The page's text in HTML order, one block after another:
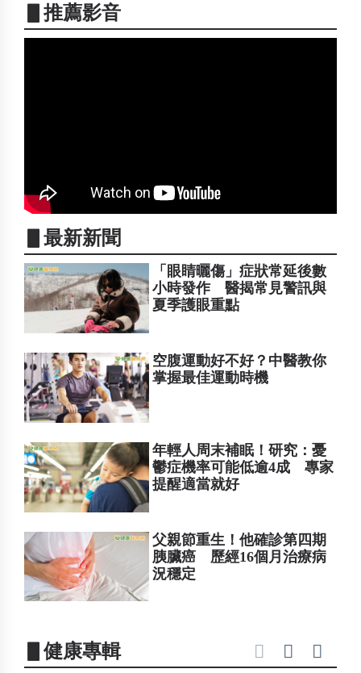
▋推薦影音
▋最新新聞
「眼睛曬傷」症狀常延後數
小時發作 醫揭常見警訊與
夏季護眼重點
空腹運動好不好？中醫教你
掌握最佳運動時機
年輕人周末補眠！研究：憂
鬱症機率可能低逾4成 專家
提醒適當就好
父親節重生！他確診第四期
胰臟癌 歷經16個月治療病
況穩定
▋健康專輯